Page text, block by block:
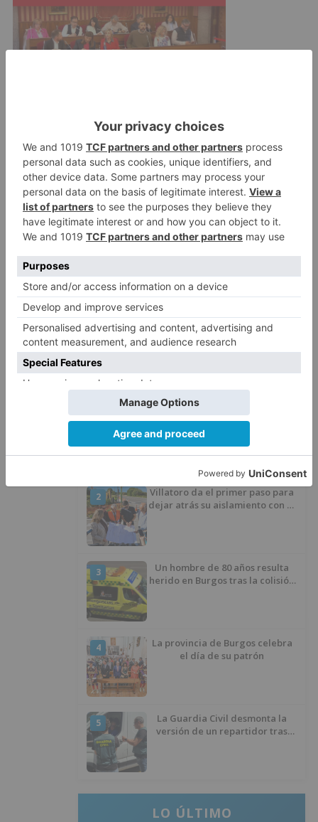
Desde la Concejalía de Seguridad se ha
destacado el arrojo y la determinación de los
agentes intervinientes, que pusieron en riesgo
su integridad física al circular tras el vehículo en
sentido contrario por la BU-11, activando en
todo momento los sistemas acústicos y
luminosos para alertar al resto de conductores y
evitar un accidente de graves consecuencias.
detenido peligrosa huida calle vitoria
1
Fallece un ciclista en Burgos tras
avisar otro conductor que se
había caído de la bicicleta
2
Villatoro da el primer paso para
dejar atrás su aislamiento con el
3
Un hombre de 80 años resulta
herido en Burgos tras la colisión
4
La provincia de Burgos celebra
el día de su patrón
5
La Guardia Civil desmonta la
versión de un repartidor tras
LO ÚLTIMO